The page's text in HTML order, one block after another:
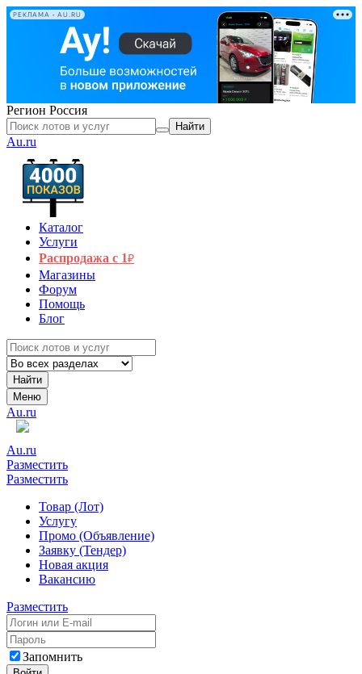
РЕКЛАМА • AU.RU
Регион Россия
Найти
Au.ru
Каталог
Услуги
Распродажа с 1₽
Магазины
Форум
Помощь
Блог
Найти
Меню
Au.ru
Au.ru
Разместить
Разместить
Товар (Лот)
Услугу
Промо (Объявление)
Заявку (Тендер)
Новая акция
Вакансию
Разместить
Запомнить